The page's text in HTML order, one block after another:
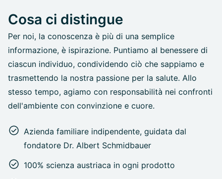
Cosa ci distingue
Per noi, la conoscenza è più di una semplice
informazione, è ispirazione. Puntiamo al benessere di
ciascun individuo, condividendo ciò che sappiamo e
trasmettendo la nostra passione per la salute. Allo
stesso tempo, agiamo con responsabilità nei confronti
dell'ambiente con convinzione e cuore.
Azienda familiare indipendente, guidata dal
fondatore Dr. Albert Schmidbauer
100% scienza austriaca in ogni prodotto